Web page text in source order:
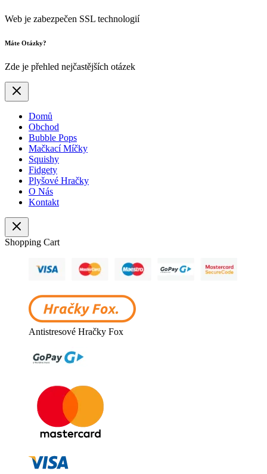
Web je zabezpečen SSL technologií
Máte Otázky?
Zde je přehled nejčastějších otázek
Domů
Obchod
Bubble Pops
Mačkací Míčky
Squishy
Fidgety
Plyšové Hračky
O Nás
Kontakt
Shopping Cart
Antistresové Hračky Fox